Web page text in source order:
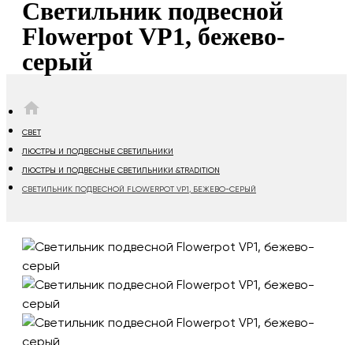
Светильник подвесной
Flowerpot VP1, бежево-
серый
СВЕТ
ЛЮСТРЫ И ПОДВЕСНЫЕ СВЕТИЛЬНИКИ
ЛЮСТРЫ И ПОДВЕСНЫЕ СВЕТИЛЬНИКИ &TRADITION
СВЕТИЛЬНИК ПОДВЕСНОЙ FLOWERPOT VP1, БЕЖЕВО-СЕРЫЙ